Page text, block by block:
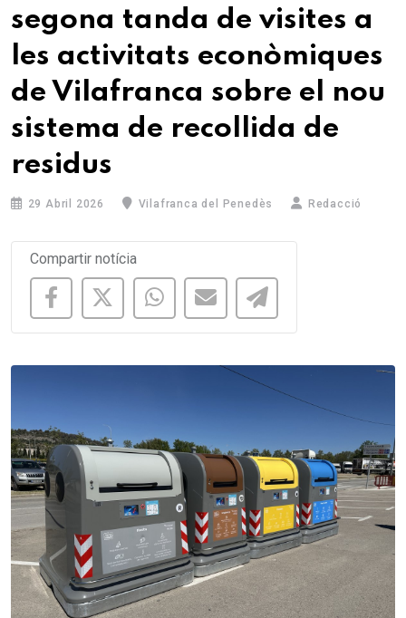
segona tanda de visites a
les activitats econòmiques
de Vilafranca sobre el nou
sistema de recollida de
residus
29 Abril 2026 Vilafranca del Penedès Redacció
Compartir notícia